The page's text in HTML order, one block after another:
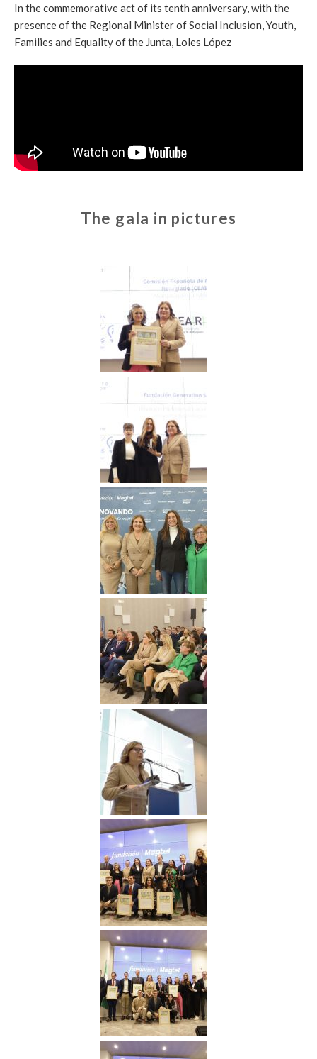
In the commemorative act of its tenth anniversary, with the
presence of the Regional Minister of Social Inclusion, Youth,
Families and Equality of the Junta, Loles López
The gala in pictures